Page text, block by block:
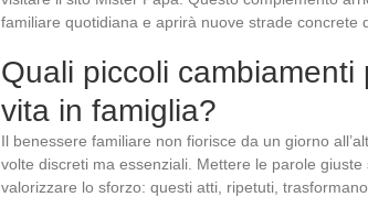
familiare quotidiana e aprirà nuove strade concrete
Quali piccoli
vita in famiglia?
Il benessere familiare non fiorisce da un giorno
volte discreti ma essenziali. Mettere le parole
valorizzare lo sforzo: questi atti, ripetuti,